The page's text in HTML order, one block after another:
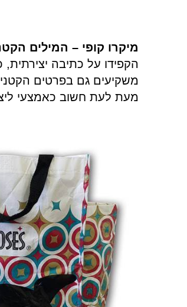
מיקרו קופי – המילים
הקפידו על כתיבה
משקיעים גם בפרטים
מעת לעת חשוב כאמצעי